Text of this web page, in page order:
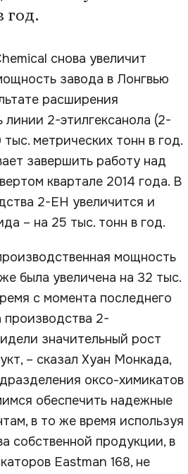
год.
снова увеличит
завода в Лонгвью
расширения
линии 2-этилгексанола (2-
метрических тонн в год.
завершить работу над
квартале 2014 года. В
2-EH увеличится и
– на 25 тыс. тонн в год.
мощность
была увеличена на 32 тыс.
с момента последнего
производства 2-
значительный рост
– сказал Хуан Монкада,
оксо-химикатов
обеспечить надежные
в то же время используя
собственной продукции, в
Eastman 168, не